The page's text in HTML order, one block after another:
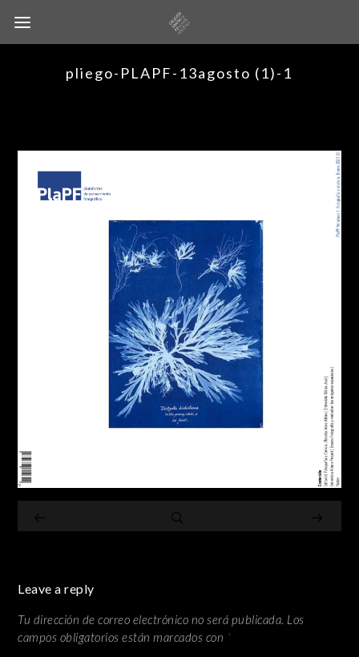
pliego-PLAPF-13agosto (1)-1
Leave a reply
Tu dirección de correo electrónico no será publicada. Los
campos obligatorios están marcados con *